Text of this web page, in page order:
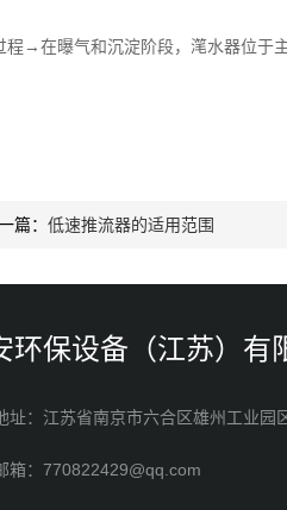
程→在曝气和沉淀阶段，滗水器位于
篇： 低速推流器的适用范围
环保设备（江苏）有
址：江苏省南京市六合区雄州工业园
箱：770822429@qq.com